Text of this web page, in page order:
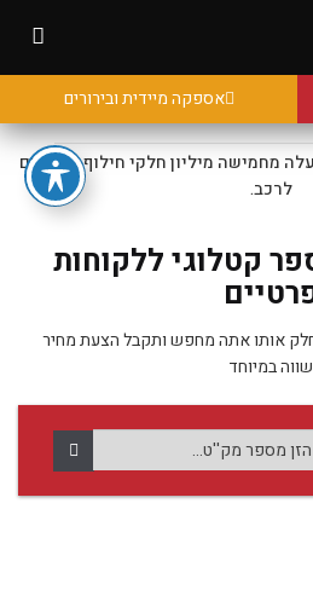
אספקה מיידית ובירורים
מחמישה מיליון חלקי חילוף מקוריים
לרכב.
קטלוגי ללקוחות
אותו אתה מחפש ותקבל הצעת מחיר
שווה במיוחד